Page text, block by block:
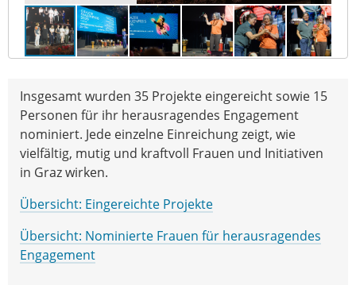
Insgesamt wurden 35 Projekte eingereicht sowie 15
Personen für ihr herausragendes Engagement
nominiert. Jede einzelne Einreichung zeigt, wie
vielfältig, mutig und kraftvoll Frauen und Initiativen
in Graz wirken.
Übersicht: Eingereichte Projekte
Übersicht: Nominierte Frauen für herausragendes
Engagement